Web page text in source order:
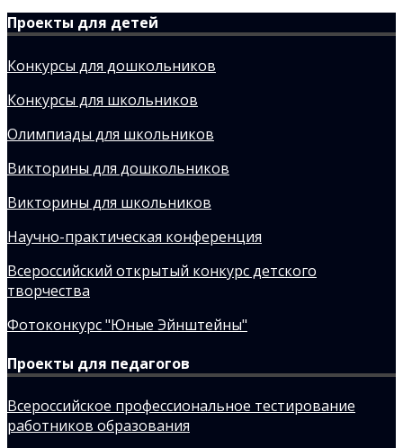
Проекты для детей
Конкурсы для дошкольников
Конкурсы для школьников
Олимпиады для школьников
Викторины для дошкольников
Викторины для школьников
Научно-практическая конференция
Всероссийский открытый конкурс детского
творчества
Фотоконкурс "Юные Эйнштейны"
Проекты для педагогов
Всероссийское профессиональное тестирование
работников образования